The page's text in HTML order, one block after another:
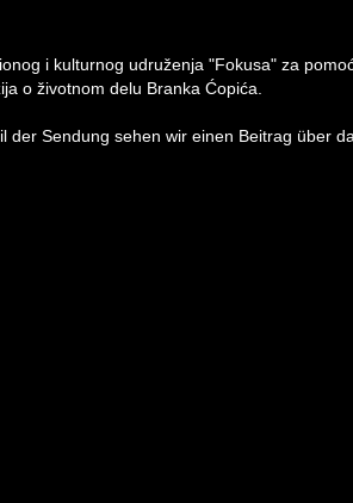
i kulturnog udruženja "Fokusa" za
o životnom delu Branka Ćopića.
Sendung sehen wir einen Beitrag über